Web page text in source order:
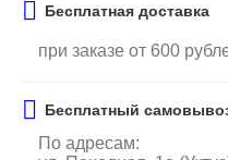
Бесплатная доставка
при заказе от 600
Бесплатный
По адресам: